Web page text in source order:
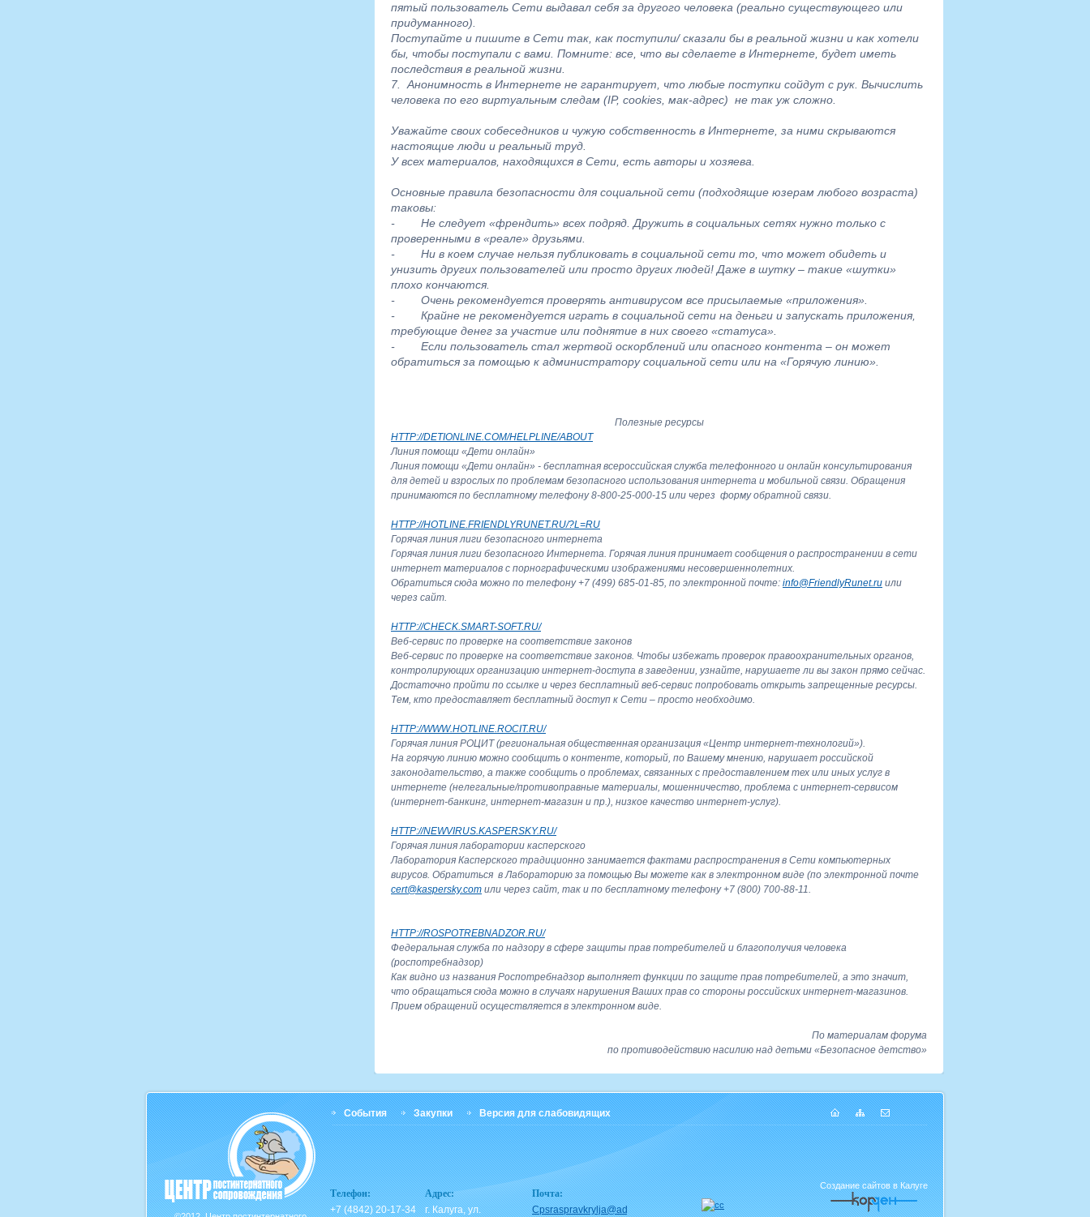
пятый пользователь Сети выдавал себя за другого человека (реально существующего или
придуманного).
Поступайте и пишите в Сети так, как поступили/ сказали бы в реальной жизни и как хотели
бы, чтобы поступали с вами. Помните: все, что вы сделаете в Интернете, будет иметь
последствия в реальной жизни.
7. Анонимность в Интернете не гарантирует, что любые поступки сойдут с рук. Вычислить
человека по его виртуальным следам (IP, cookies, мак-адрес) не так уж сложно.
Уважайте своих собеседников и чужую собственность в Интернете, за ними скрываются
настоящие люди и реальный труд.
У всех материалов, находящихся в Сети, есть авторы и хозяева.
Основные правила безопасности для социальной сети (подходящие юзерам любого возраста)
таковы:
- Не следует «френдить» всех подряд. Дружить в социальных сетях нужно только с
проверенными в «реале» друзьями.
- Ни в коем случае нельзя публиковать в социальной сети то, что может обидеть и
унизить других пользователей или просто других людей! Даже в шутку – такие «шутки»
плохо кончаются.
- Очень рекомендуется проверять антивирусом все присылаемые «приложения».
- Крайне не рекомендуется играть в социальной сети на деньги и запускать приложения,
требующие денег за участие или поднятие в них своего «статуса».
- Если пользователь стал жертвой оскорблений или опасного контента – он может
обратиться за помощью к администратору социальной сети или на «Горячую линию».
Полезные ресурсы
HTTP://DETIONLINE.COM/HELPLINE/ABOUT
Линия помощи «Дети онлайн»
Линия помощи «Дети онлайн» - бесплатная всероссийская служба телефонного и онлайн консультирования
для детей и взрослых по проблемам безопасного использования интернета и мобильной связи. Обращения
принимаются по бесплатному телефону 8-800-25-000-15 или через форму обратной связи.
HTTP://HOTLINE.FRIENDLYRUNET.RU/?L=RU
Горячая линия лиги безопасного интернета
Горячая линия лиги безопасного Интернета. Горячая линия принимает сообщения о распространении в сети
интернет материалов с порнографическими изображениями несовершеннолетних.
Обратиться сюда можно по телефону +7 (499) 685-01-85, по электронной почте: info@FriendlyRunet.ru или
через сайт.
HTTP://CHECK.SMART-SOFT.RU/
Веб-сервис по проверке на соответствие законов
Веб-сервис по проверке на соответствие законов. Чтобы избежать проверок правоохранительных органов,
контролирующих организацию интернет-доступа в заведении, узнайте, нарушаете ли вы закон прямо сейчас.
Достаточно пройти по ссылке и через бесплатный веб-сервис попробовать открыть запрещенные ресурсы.
Тем, кто предоставляет бесплатный доступ к Сети – просто необходимо.
HTTP://WWW.HOTLINE.ROCIT.RU/
Горячая линия РОЦИТ (региональная общественная организация «Центр интернет-технологий»).
На горячую линию можно сообщить о контенте, который, по Вашему мнению, нарушает российской
законодательство, а также сообщить о проблемах, связанных с предоставлением тех или иных услуг в
интернете (нелегальные/противоправные материалы, мошенничество, проблема с интернет-сервисом
(интернет-банкинг, интернет-магазин и пр.), низкое качество интернет-услуг).
HTTP://NEWVIRUS.KASPERSKY.RU/
Горячая линия лаборатории касперского
Лаборатория Касперского традиционно занимается фактами распространения в Сети компьютерных
вирусов. Обратиться в Лабораторию за помощью Вы можете как в электронном виде (по электронной почте
cert@kaspersky.com или через сайт, так и по бесплатному телефону +7 (800) 700-88-11.
HTTP://ROSPOTREBNADZOR.RU/
Федеральная служба по надзору в сфере защиты прав потребителей и благополучия человека
(роспотребнадзор)
Как видно из названия Роспотребнадзор выполняет функции по защите прав потребителей, а это значит,
что обращаться сюда можно в случаях нарушения Ваших прав со стороны российских интернет-магазинов.
Прием обращений осуществляется в электронном виде.
По материалам форума
по противодействию насилию над детьми «Безопасное детство»
События Закупки Версия для слабовидящих
Телефон:
+7 (4842) 20-17-34
Адрес:
г. Калуга, ул.
Почта:
Cpsraspravkrylja@adm.kaluga.ru
Создание сайтов в Калуге